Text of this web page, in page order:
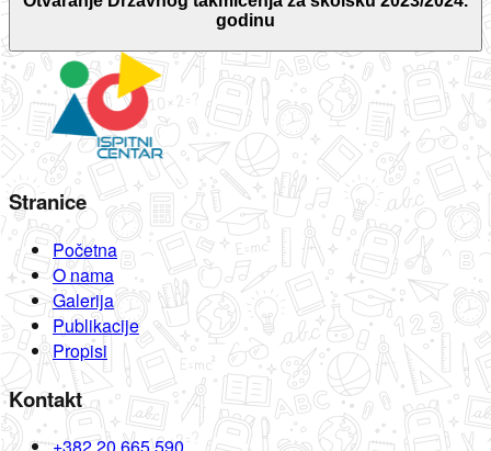
godinu
Stranice
Početna
O nama
Galerija
Publikacije
Propisi
Kontakt